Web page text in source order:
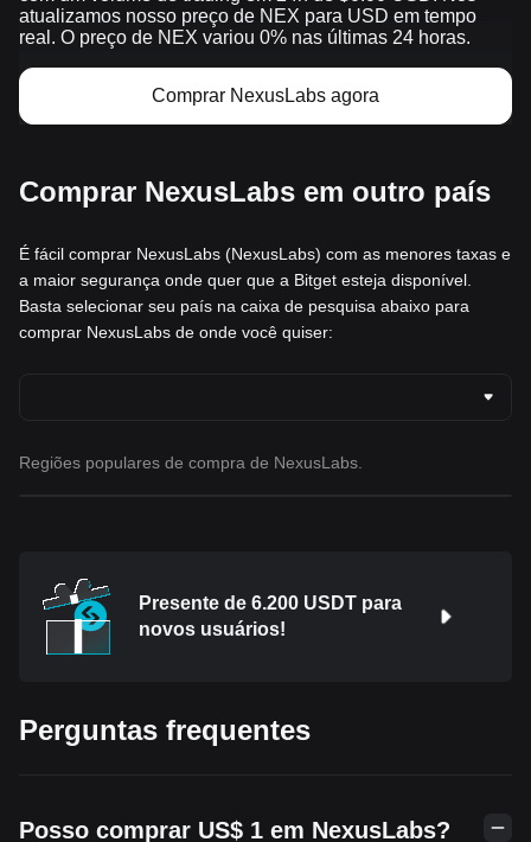
atualizamos nosso preço de NEX para USD em tempo
real. O preço de NEX variou 0% nas últimas 24 horas.
Comprar NexusLabs agora
Comprar NexusLabs em outro país
É fácil comprar NexusLabs (NexusLabs) com as menores taxas e
a maior segurança onde quer que a Bitget esteja disponível.
Basta selecionar seu país na caixa de pesquisa abaixo para
comprar NexusLabs de onde você quiser:
Regiões populares de compra de NexusLabs.
Presente de 6.200 USDT para
novos usuários!
Perguntas frequentes
Posso comprar US$ 1 em NexusLabs?